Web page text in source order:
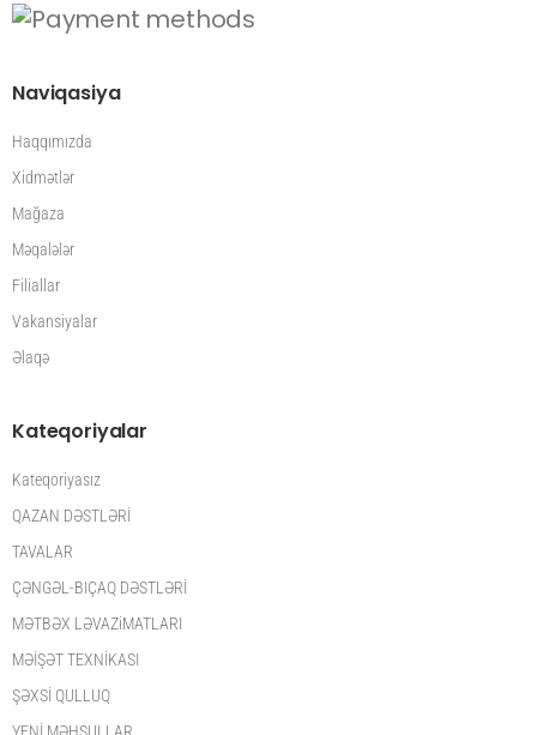
Naviqasiya
Haqqımızda
Xidmətlər
Mağaza
Məqalələr
Filiallar
Vakansiyalar
Əlaqə
Kateqoriyalar
Kateqoriyasız
QAZAN DƏSTLƏRİ
TAVALAR
ÇƏNGƏL-BIÇAQ DƏSTLƏRİ
MƏTBƏX LƏVAZiMATLARI
MƏİŞƏT TEXNİKASI
ŞƏXSİ QULLUQ